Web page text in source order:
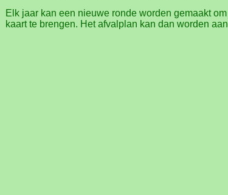
Elk jaar kan een nieuwe ronde worden gemaakt
kaart te brengen. Het afvalplan kan dan worden